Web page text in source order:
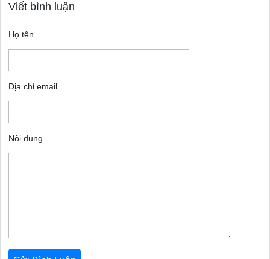
Viết bình luận
Họ tên
Địa chỉ email
Nội dung